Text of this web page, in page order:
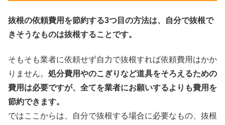
抜根の依頼費用を節約する3つ目の方法は、自分で抜根で
きそうなものは抜根することです。
そもそも業者に依頼せず自力で抜根すれば依頼費用はかか
りません。 処分費用やのこぎりなど道具をそろえるための
費用は必要ですが、全てを業者にお願いするよりも費用を
節約できます。
ではここからは、自分で抜根する場合に必要なもの、抜根